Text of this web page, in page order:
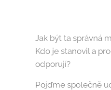
Jak být ta správná
Kdo je stanovil a
odporují?
Pojďme společně